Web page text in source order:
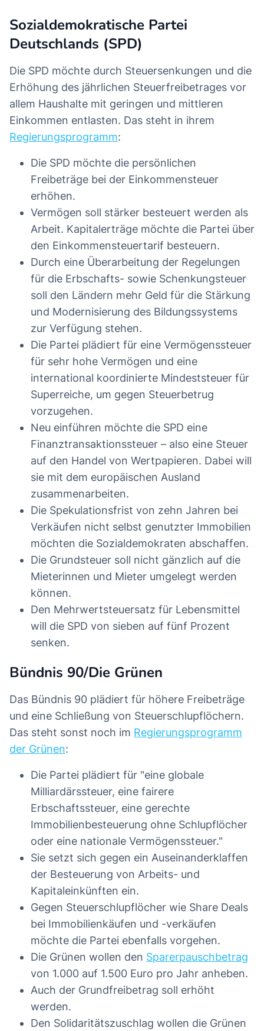
Sozialdemokratische Partei
Deutschlands (SPD)
Die SPD möchte durch Steuersenkungen und die
Erhöhung des jährlichen Steuerfreibetrages vor
allem Haushalte mit geringen und mittleren
Einkommen entlasten. Das steht in ihrem
Regierungsprogramm:
Die SPD möchte die persönlichen
Freibeträge bei der Einkommensteuer
erhöhen.
Vermögen soll stärker besteuert werden als
Arbeit. Kapitalerträge möchte die Partei über
den Einkommensteuertarif besteuern.
Durch eine Überarbeitung der Regelungen
für die Erbschafts- sowie Schenkungsteuer
soll den Ländern mehr Geld für die Stärkung
und Modernisierung des Bildungssystems
zur Verfügung stehen.
Die Partei plädiert für eine Vermögenssteuer
für sehr hohe Vermögen und eine
international koordinierte Mindeststeuer für
Superreiche, um gegen Steuerbetrug
vorzugehen.
Neu einführen möchte die SPD eine
Finanztransaktionssteuer – also eine Steuer
auf den Handel von Wertpapieren. Dabei will
sie mit dem europäischen Ausland
zusammenarbeiten.
Die Spekulationsfrist von zehn Jahren bei
Verkäufen nicht selbst genutzter Immobilien
möchten die Sozialdemokraten abschaffen.
Die Grundsteuer soll nicht gänzlich auf die
Mieterinnen und Mieter umgelegt werden
können.
Den Mehrwertsteuersatz für Lebensmittel
will die SPD von sieben auf fünf Prozent
senken.
Bündnis 90/Die Grünen
Das Bündnis 90 plädiert für höhere Freibeträge
und eine Schließung von Steuerschlupflöchern.
Das steht sonst noch im Regierungsprogramm
der Grünen:
Die Partei plädiert für "eine globale
Milliardärssteuer, eine fairere
Erbschaftssteuer, eine gerechte
Immobilienbesteuerung ohne Schlupflöcher
oder eine nationale Vermögenssteuer."
Sie setzt sich gegen ein Auseinanderklaffen
der Besteuerung von Arbeits- und
Kapitaleinkünften ein.
Gegen Steuerschlupflöcher wie Share Deals
bei Immobilienkäufen und -verkäufen
möchte die Partei ebenfalls vorgehen.
Die Grünen wollen den Sparerpauschbetrag
von 1.000 auf 1.500 Euro pro Jahr anheben.
Auch der Grundfreibetrag soll erhöht
werden.
Den Solidaritätszuschlag wollen die Grünen